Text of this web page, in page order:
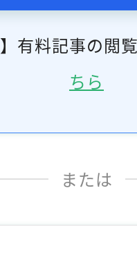
】有料記事の閲
ちら
または